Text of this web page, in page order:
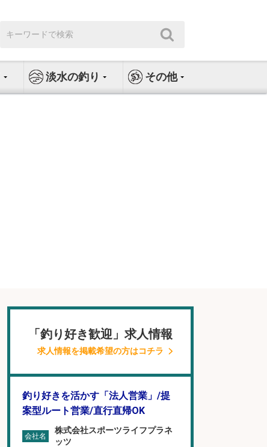
索:
淡水の釣り その他
「釣り好き歓迎」求人情報
求人情報を掲載希望の方はコチラ
釣り好きを活かす「法人営業」/提
案型ルート営業/直行直帰OK
会社名
株式会社スポーツライフプラネ
ッツ